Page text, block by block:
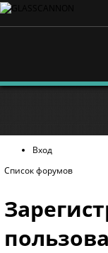
Вход
Список форумов